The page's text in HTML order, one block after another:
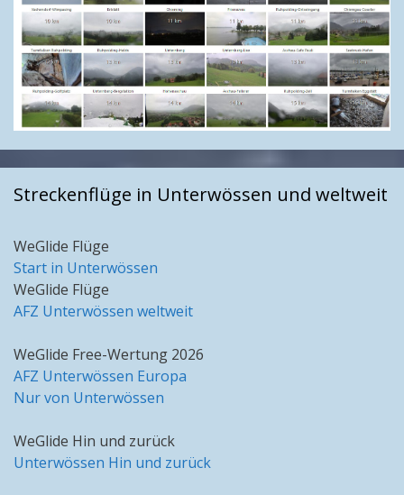
Streckenflüge in Unterwössen und weltweit
WeGlide Flüge
Start in Unterwössen
WeGlide Flüge
AFZ Unterwössen weltweit
WeGlide Free-Wertung 2026
AFZ Unterwössen Europa
Nur von Unterwössen
WeGlide Hin und zurück
Unterwössen Hin und zurück